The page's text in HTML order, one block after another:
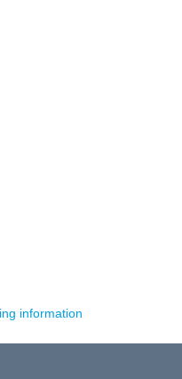
information